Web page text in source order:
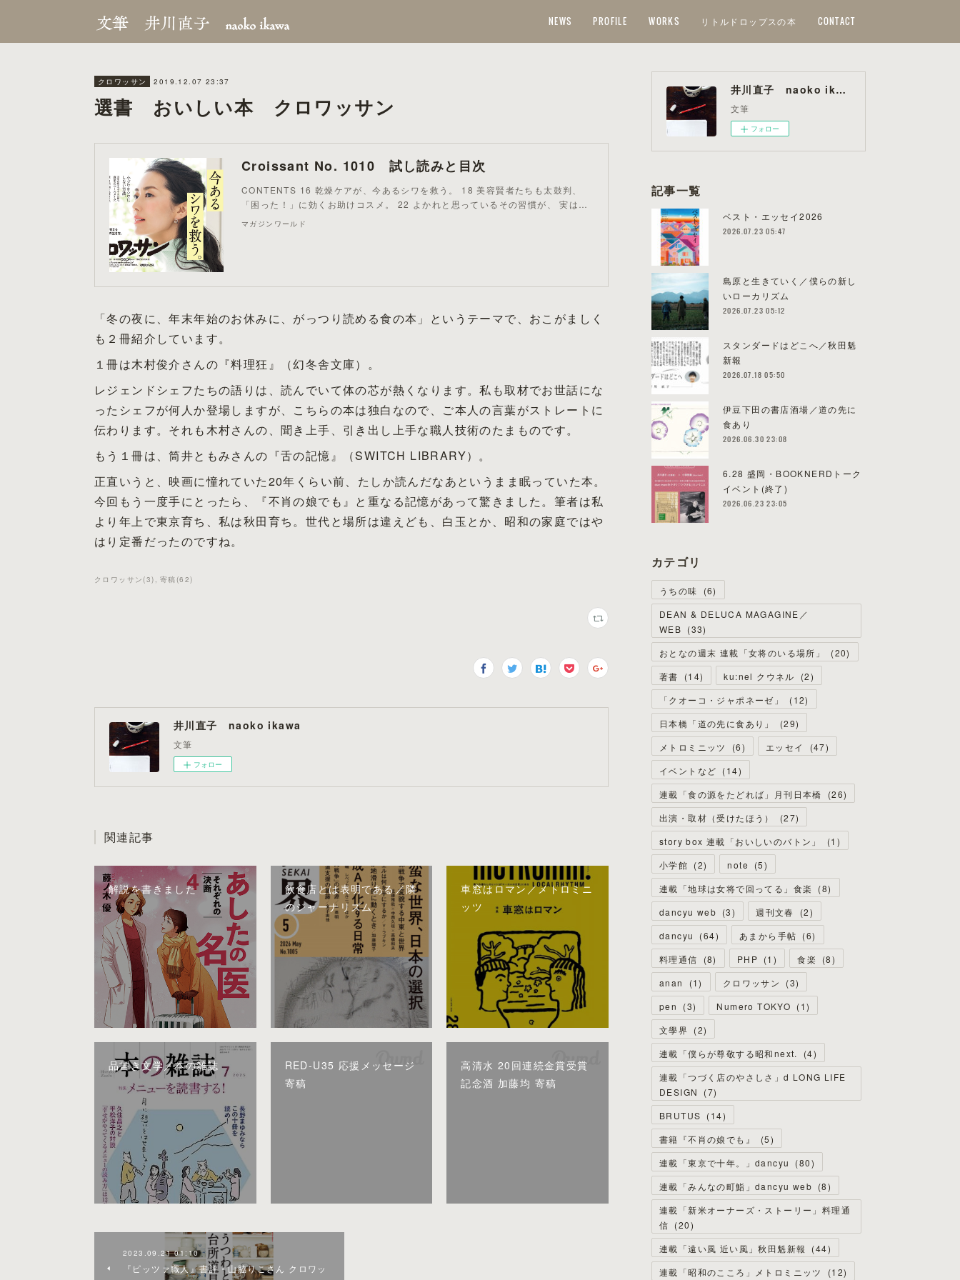
NEWS PROFILE WORKS リトルドロップスの本 CONTACT
クロワッサン 2019.12.07 23:37
選書 おいしい本 クロワッサン
Croissant No. 1010 試し読みと目次
CONTENTS 16 乾燥ケアが、今あるシワを救う。 18 美容賢者たちも太鼓判、
「困った！」に効くお助けコスメ。 22 よかれと思っているその習慣が、 実は…
マガジンワールド
「冬の夜に、年末年始のお休みに、がっつり読める食の本」というテーマで、おこがましく
も２冊紹介しています。
１冊は木村俊介さんの『料理狂』（幻冬舎文庫）。
レジェンドシェフたちの語りは、読んでいて体の芯が熱くなります。私も取材でお世話にな
ったシェフが何人か登場しますが、こちらの本は独白なので、ご本人の言葉がストレートに
伝わります。それも木村さんの、聞き上手、引き出し上手な職人技術のたまものです。
もう１冊は、筒井ともみさんの『舌の記憶』（SWITCH LIBRARY）。
正直いうと、映画に憧れていた20年くらい前、たしか読んだなあというまま眠っていた本。
今回もう一度手にとったら、『不肖の娘でも』と重なる記憶があって驚きました。筆者は私
より年上で東京育ち、私は秋田育ち。世代と場所は違えども、白玉とか、昭和の家庭ではや
はり定番だったのですね。
クロワッサン (3) 寄稿 (62)
井川直子 naoko ikawa
文筆
フォロー
関連記事
解説を書きました
飲食店とは表明である／隣
のジャーナリズム
車窓はロマン／メトロミニ
ッツ
品書き文学／本の雑誌
RED-U35 応援メッセージ
寄稿
高清水 20回連続金賞受賞
記念酒 加藤均 寄稿
2023.09.21 01:10
『ピッツァ職人』書評・山脇りこさん クロワッ
井川直子 naoko ikawa
文筆
フォロー
記事一覧
ベスト・エッセイ2026
2026.07.23 05:47
島原と生きていく／僕らの新し
いローカリズム
2026.07.23 05:12
スタンダードはどこへ／秋田魁
新報
2026.07.18 05:50
伊豆下田の書店酒場／道の先に
食あり
2026.06.30 23:08
6.28 盛岡・BOOKNERDトーク
イベント(終了)
2026.06.23 23:05
カテゴリ
うちの味 (6)
DEAN & DELUCA MAGAGINE／
WEB (33)
おとなの週末 連載「女将のいる場所」
(20)
著書
(14) ku:nel クウネル (2)
「クオーコ・ジャポネーゼ」
(12)
日本橋「道の先に食あり」
(29)
メトロミニッツ
(6) エッセイ (47)
イベントなど (14)
連載「食の源をたどれば」月刊日本橋
(26)
出演・取材（受けたほう）
(27)
story box 連載「おいしいのバトン」
(1 )
小学館 (2) note (5)
連載「地球は女将で回ってる」食楽
(8)
dancyu web (3) 週刊文春 (2)
dancyu
(64) あまから手帖 (6)
料理通信
(8) PHP (1 ) 食楽 (8)
anan
(1) クロワッサン (3)
pen
(3) Numero TOKYO (1)
文學界 (2)
連載「僕らが尊敬する昭和next.
(4)
連載「つづく店のやさしさ」d LONG LIFE
DESIGN
(7)
BRUTUS (14)
書籍『不肖の娘でも』
(5)
連載「東京で十年。」dancyu
(80)
連載「みんなの町鮨」dancyu web (8)
連載「新米オーナーズ・ストーリー」料理通
信 (20)
連載「遠い風 近い風」秋田魁新報
(44)
連載「昭和のこころ」メトロミニッツ
(12)